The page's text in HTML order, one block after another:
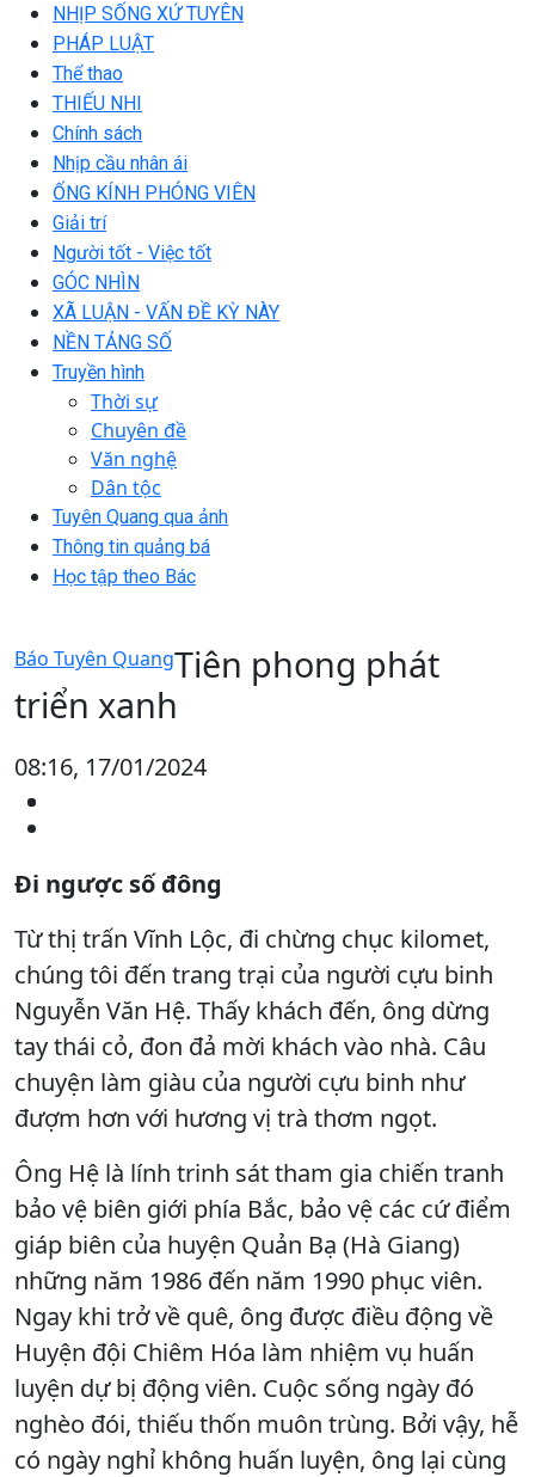
NHỊP SỐNG XỨ TUYÊN
PHÁP LUẬT
Thể thao
THIẾU NHI
Chính sách
Nhịp cầu nhân ái
ỐNG KÍNH PHÓNG VIÊN
Giải trí
Người tốt - Việc tốt
GÓC NHÌN
XÃ LUẬN - VẤN ĐỀ KỲ NÀY
NỀN TẢNG SỐ
Truyền hình
Thời sự
Chuyên đề
Văn nghệ
Dân tộc
Tuyên Quang qua ảnh
Thông tin quảng bá
Học tập theo Bác
Báo Tuyên QuangTiên phong phát
triển xanh
08:16, 17/01/2024
Đi ngược số đông
Từ thị trấn Vĩnh Lộc, đi chừng chục kilomet,
chúng tôi đến trang trại của người cựu binh
Nguyễn Văn Hệ. Thấy khách đến, ông dừng
tay thái cỏ, đon đả mời khách vào nhà. Câu
chuyện làm giàu của người cựu binh như
đượm hơn với hương vị trà thơm ngọt.
Ông Hệ là lính trinh sát tham gia chiến tranh
bảo vệ biên giới phía Bắc, bảo vệ các cứ điểm
giáp biên của huyện Quản Bạ (Hà Giang)
những năm 1986 đến năm 1990 phục viên.
Ngay khi trở về quê, ông được điều động về
Huyện đội Chiêm Hóa làm nhiệm vụ huấn
luyện dự bị động viên. Cuộc sống ngày đó
nghèo đói, thiếu thốn muôn trùng. Bởi vậy, hễ
có ngày nghỉ không huấn luyện, ông lại cùng